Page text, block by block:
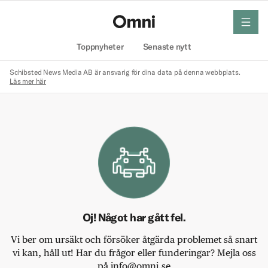
Toppnyheter Senaste nytt
meny
Schibsted News Media AB är ansvarig för dina data på denna webbplats.
Läs mer här
Oj! Något har gått fel.
Vi ber om ursäkt och försöker åtgärda problemet så snart
vi kan, håll ut! Har du frågor eller funderingar? Mejla oss